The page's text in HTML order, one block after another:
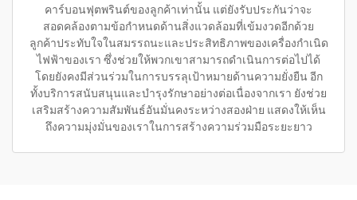
คาร์บอนฟุตพรินต์ของลูกค้าเท่านั้น แต่ยังรับประกันว่าจะ
สอดคล้องตามข้อกำหนดด้านสิ่งแวดล้อมที่เข้มงวดอีกด้วย
ลูกค้าประทับใจในสมรรถนะและประสิทธิภาพของเครื่องกำเนิด
ไฟฟ้าของเรา ซึ่งช่วยให้พวกเขาสามารถดำเนินการต่อไปได้
โดยยังคงมีส่วนร่วมในการบรรลุเป้าหมายด้านความยั่งยืน อีก
ทั้งบริการสนับสนุนและบำรุงรักษาอย่างต่อเนื่องจากเรา ยังช่วย
เสริมสร้างความสัมพันธ์อันมั่นคงระหว่างสองฝ่าย แสดงให้เห็น
ถึงความมุ่งมั่นของเราในการสร้างความร่วมมือระยะยาว